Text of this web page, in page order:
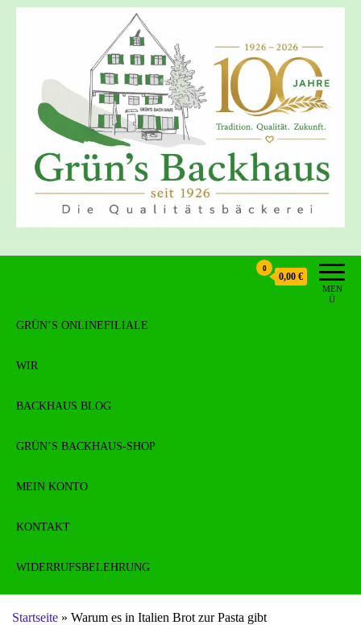
Grün's Backhaus
MEN
Ü
0
0,00 €
GRÜN’S ONLINEFILIALE
WIR
BACKHAUS BLOG
GRÜN’S BACKHAUS-SHOP
MEIN KONTO
KONTAKT
WIDERRUFSBELEHRUNG
Startseite » Warum es in Italien Brot zur Pasta gibt